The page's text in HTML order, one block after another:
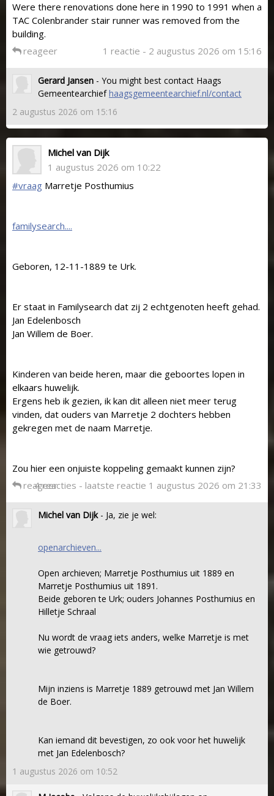
Were there renovations done here in 1990 to 1991 when a
TAC Colenbrander stair runner was removed from the
building.
reageer
1 reactie - 2 augustus 2026 om 15:16
Gerard Jansen - You might best contact Haags
Gemeentearchiefhaagsgemeentearchief.nl/contact
2 augustus 2026 om 15:16
Michel van Dijk
1 augustus 2026 om 10:22
#vraag Marretje Posthumius
familysearch....
Geboren, 12-11-1889 te Urk.
Er staat in Familysearch dat zij 2 echtgenoten heeft gehad.
Jan Edelenbosch
Jan Willem de Boer.
Kinderen van beide heren, maar die geboortes lopen in
elkaars huwelijk.
Ergens heb ik gezien, ik kan dit alleen niet meer terug
vinden, dat ouders van Marretje 2 dochters hebben
gekregen met de naam Marretje.
Zou hier een onjuiste koppeling gemaakt kunnen zijn?
reageer
4 reacties - laatste reactie 1 augustus 2026 om 21:33
Michel van Dijk- Ja, zie je wel:
openarchieven...
Open archieven; Marretje Posthumius uit 1889 en
Marretje Posthumius uit 1891.
Beide geboren te Urk; ouders Johannes Posthumius en
Hilletje Schraal
Nu wordt de vraag iets anders, welke Marretje is met
wie getrouwd?
Mijn inziens is Marretje 1889 getrouwd met Jan Willem
de Boer.
Kan iemand dit bevestigen, zo ook voor het huwelijk
met Jan Edelenbosch?
1 augustus 2026 om 10:52